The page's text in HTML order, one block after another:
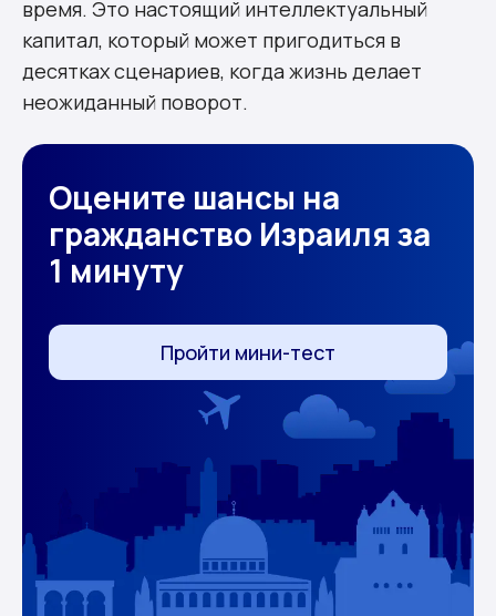
время. Это настоящий интеллектуальный
капитал, который может пригодиться в
десятках сценариев, когда жизнь делает
неожиданный поворот.
Оцените шансы на
гражданство Израиля за
1 минуту
Пройти мини-тест